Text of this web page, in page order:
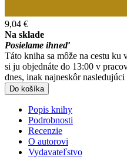
9,04 €
Na sklade
Posielame ihneď
Táto kniha sa môže na cestu
si ju objednáte do 13:00 v
dnes, inak najneskôr
Do košíka
Popis knihy
Podrobnosti
Recenzie
O autorovi
Vydavateľstvo